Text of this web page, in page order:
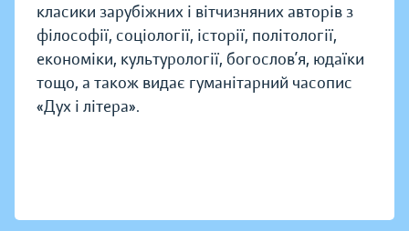
класики зарубіжних і вітчизняних авторів з
філософії, соціології, історії, політології,
економіки, культурології, богослов’я, юдаїки
тощо, а також видає гуманітарний часопис
«Дух і літера».